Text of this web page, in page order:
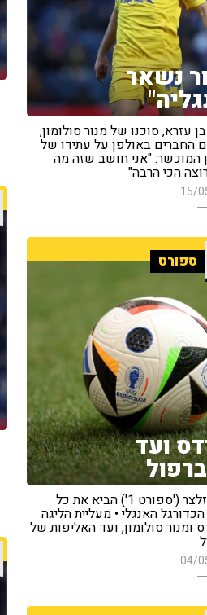
נשאר
עזרא, סוכנו של מנור סולומון,
החברים באולפן על עתידו של
המוכשר: "אני חושב שזה מה
הכי הרבה"
15/
ספורט
ועד
זאביק זלצר ('ספורט 1') הביא את כל
הכדורגל האנגלי • מעליית הליגה
ומנור סולומון, ועד האליפות של
04/